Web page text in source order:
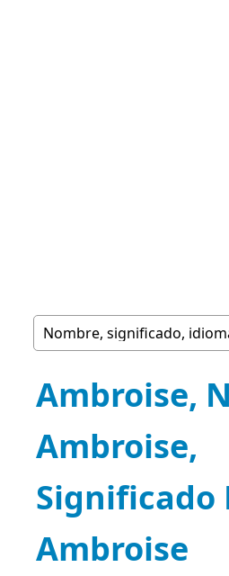
Ambroise,
Ambroise,
Significado
Ambroise